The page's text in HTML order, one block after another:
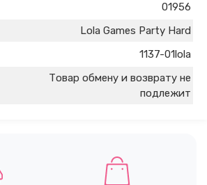
01956
Lola Games Party Hard
1137-01lola
Товар обмену и возврату не
подлежит